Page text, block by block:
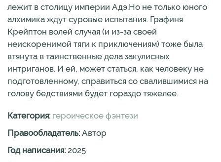
лежит в столицу империи Адэ.Но не только юного
алхимика ждут суровые испытания. Графиня
Крейптон волей случая (и из-за своей
неискоренимой тяги к приключениям) тоже была
втянута в таинственные дела закулисных
интриганов. И ей, может статься, как человеку не
подготовленному, справиться со свалившимися на
голову бедствиями будет гораздо тяжелее.
Категория: героическое фэнтези
Правообладатель: Автор
Год написания: 2025